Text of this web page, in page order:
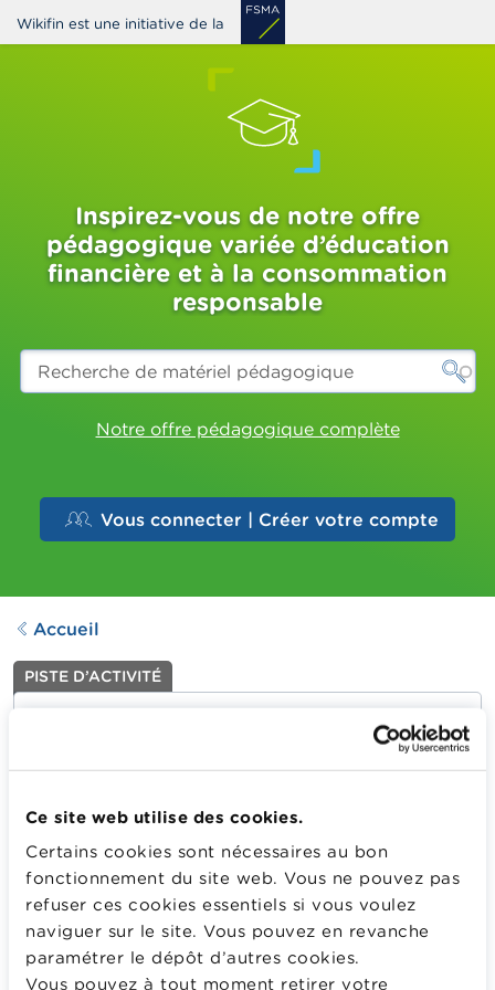
Ce site web utilise des cookies.
Certains cookies sont nécessaires au bon
fonctionnement du site web. Vous ne pouvez pas
refuser ces cookies essentiels si vous voulez
naviguer sur le site. Vous pouvez en revanche
paramétrer le dépôt d’autres cookies.
Vous pouvez à tout moment retirer votre
Aller
au
Wikifin est une initiative de la
Inspirez-vous de notre offre
pédagogique variée d’éducation
financière et à la consommation
responsable
Recherche
matériel
pédagogiqueNotre offre pédagogique complète
Vous connecter | Créer votre compte
Accueil
PISTE D’ACTIVITÉ
Mon goûter d'anniversaire 1
04.11.2024
Situation de problème visant à acheter toutes les
fournitures nécessaires pour organiser un goûter
d’anniversaire. Mais combien va coûter ce goûter ? Est-
ce que Tom a assez d’argent ? Et s’il donne 20 euros
combien le commerçant va-t-il lui rendre ?